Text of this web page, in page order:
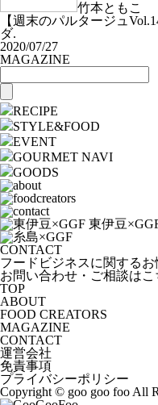
竹本ともこ
【週末のパルタージュ
ダ.
2020/07/27
MAGAZINE
RECIPE
STYLE&FOOD
EVENT
GOURMET NAVI
GOODS
CONTACT
フードビジネスに関する
お問い合わせ・ご相談はこ
TOP
ABOUT
FOOD CREATORS
MAGAZINE
CONTACT
運営会社
免責事項
プライバシーポリシー
Copyright © goo goo foo All